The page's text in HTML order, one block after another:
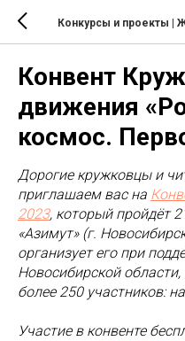
Конкурсы и проекты |
Конвент
движения
космос.
Дорогие кружковцы и
приглашаем вас на
2023, который пройдёт
«Азимут» (г.
организует его при
Новосибирской
более 250 участников:
Участие в конвенте